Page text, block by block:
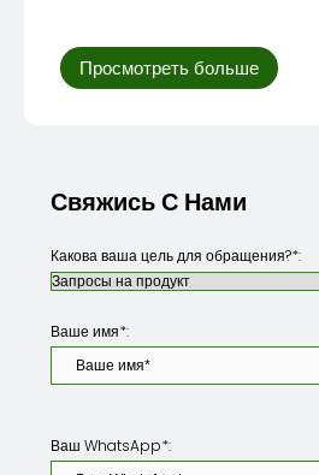
Просмотреть больше
Свяжись С Нами
Какова ваша цель для обращения?*:
Ваше имя*:
Ваш WhatsApp*: